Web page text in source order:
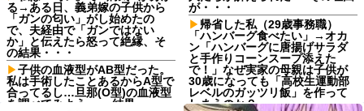
る→ある日、義弟嫁の子供から
「ガンの匂い」がし始めたの
で、夫経由で「ガンではない
か」と伝えたら怒って絶縁、そ
の結果・・・
子供の血液型がAB型だった。
私は手術したことあるからA型で
合ってるし…旦那(O型)の血液型
を調べてみよう」→ 結果・・・
が・・・
帰省した私（29歳事務職）
「ハンバーグ食べたい」→オカ
ン「ハンバーグに唐揚げサラダ
と手作りコーンスープ添えた
で！」なぜ実家の母親は子供が
30歳になっても「高校生運動部
レベルのガッツリ飯」を作って
しまうのか？